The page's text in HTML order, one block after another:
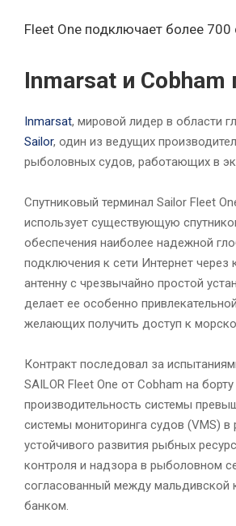
Fleet One подключает более
Inmarsat и
Inmarsat, мировой лидер в области
Sailor, один из ведущих
рыболовных судов, работающих в
Спутниковый терминал Sailor Fleet
использует существующую
обеспечения наиболее надежной
подключения к сети Интернет
антенну с чрезвычайно простой
делает ее особенно
желающих получить доступ к
Контракт последовал за
SAILOR Fleet One от Cobham на
производительность системы
системы мониторинга судов (VMS)
устойчивого развития рыбных
контроля и надзора в рыболовном
согласованный между мальдивской
банком.